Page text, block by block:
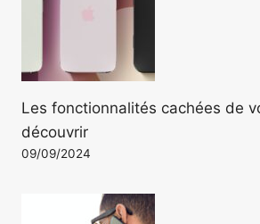
Les fonctionnalités cachées de
découvrir
09/09/2024